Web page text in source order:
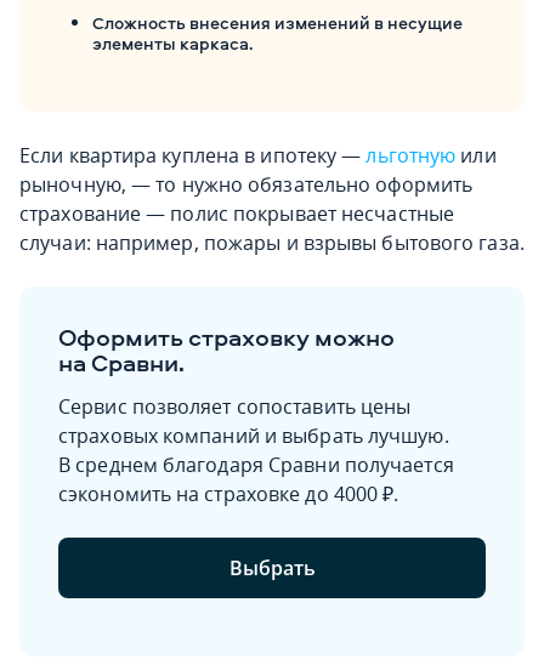
Сложность внесения изменений в несущие
элементы каркаса.
Если квартира куплена в ипотеку —льготную или
рыночную, — то нужно обязательно оформить
страхование — полис покрывает несчастные
случаи: например, пожары и взрывы бытового газа.
Оформить страховку можно
на Сравни.
Сервис позволяет сопоставить цены
страховых компаний и выбрать лучшую.
В среднем благодаря Сравни получается
сэкономить на страховке до 4000 ₽.
Выбрать